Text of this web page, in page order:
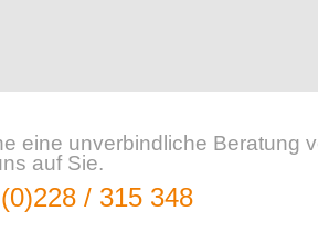
eine unverbindliche Beratung
auf Sie.
/ 315 348